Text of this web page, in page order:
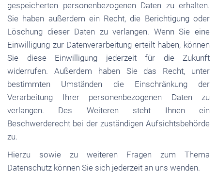
gespeicherten personenbezogenen Daten zu erhalten.
Sie haben außerdem ein Recht, die Berichtigung oder
Löschung dieser Daten zu verlangen. Wenn Sie eine
Einwilligung zur Datenverarbeitung erteilt haben, können
Sie diese Einwilligung jederzeit für die Zukunft
widerrufen. Außerdem haben Sie das Recht, unter
bestimmten Umständen die Einschränkung der
Verarbeitung Ihrer personenbezogenen Daten zu
verlangen. Des Weiteren steht Ihnen ein
Beschwerderecht bei der zuständigen Aufsichtsbehörde
zu.
Hierzu sowie zu weiteren Fragen zum Thema
Datenschutz können Sie sich jederzeit an uns wenden.